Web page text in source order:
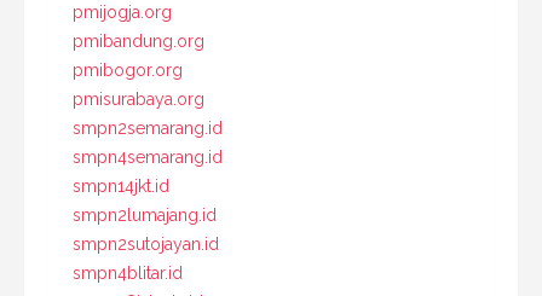
pmijogja.org
pmibandung.org
pmibogor.org
pmisurabaya.org
smpn2semarang.id
smpn4semarang.id
smpn14jkt.id
smpn2lumajang.id
smpn2sutojayan.id
smpn4blitar.id